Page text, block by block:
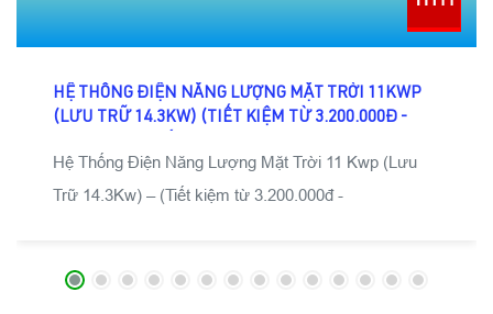
HỆ THỐNG ĐIỆN NĂNG LƯỢNG MẶT TRỜI 11KWP
(LƯU TRỮ 14.3KW) (TIẾT KIỆM TỪ 3.200.000Đ -
Hệ Thống Điện Năng Lượng Mặt Trời 11 Kwp (Lưu
Trữ 14.3Kw) – (Tiết kiệm từ 3.200.000đ -